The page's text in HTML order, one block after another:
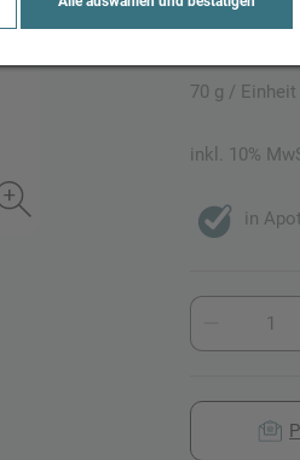
21,90
70 g / Einheit
inkl. 10%
in